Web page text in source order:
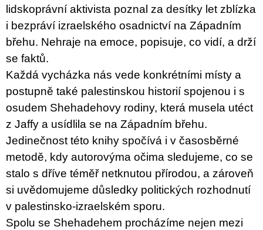
lidskoprávní aktivista poznal za desítky let zblízka
i bezpráví izraelského osadnictví na Západním
břehu. Nehraje na emoce, popisuje, co vidí, a drží
se faktů.
Každá vycházka nás vede konkrétními místy a
postupně také palestinskou historií spojenou i s
osudem Shehadehovy rodiny, která musela utéct
z Jaffy a usídlila se na Západním břehu.
Jedinečnost této knihy spočívá i v časosběrné
metodě, kdy autorovýma očima sledujeme, co se
stalo s dříve téměř netknutou přírodou, a zároveň
si uvědomujeme důsledky politických rozhodnutí
v palestinsko-izraelském sporu.
Spolu se Shehadehem procházíme nejen mezi